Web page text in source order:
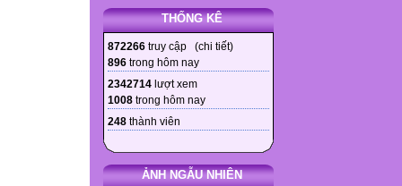
THỐNG KÊ
872266 truy cập (chi tiết)
896 trong hôm nay
2342714 lượt xem
1008 trong hôm nay
248 thành viên
ẢNH NGẪU NHIÊN